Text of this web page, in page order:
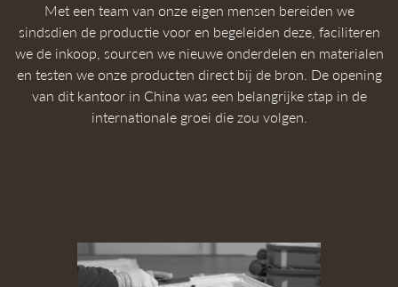
Met een team van onze eigen mensen bereiden we
sindsdien de productie voor en begeleiden deze, faciliteren
we de inkoop, sourcen we nieuwe onderdelen en materialen
en testen we onze producten direct bij de bron. De opening
van dit kantoor in China was een belangrijke stap in de
internationale groei die zou volgen.